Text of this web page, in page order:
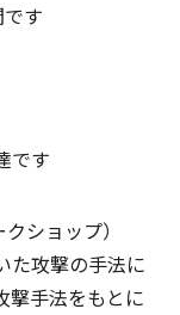
す
です
ショップ）
た攻撃の手法に
撃手法をもとに